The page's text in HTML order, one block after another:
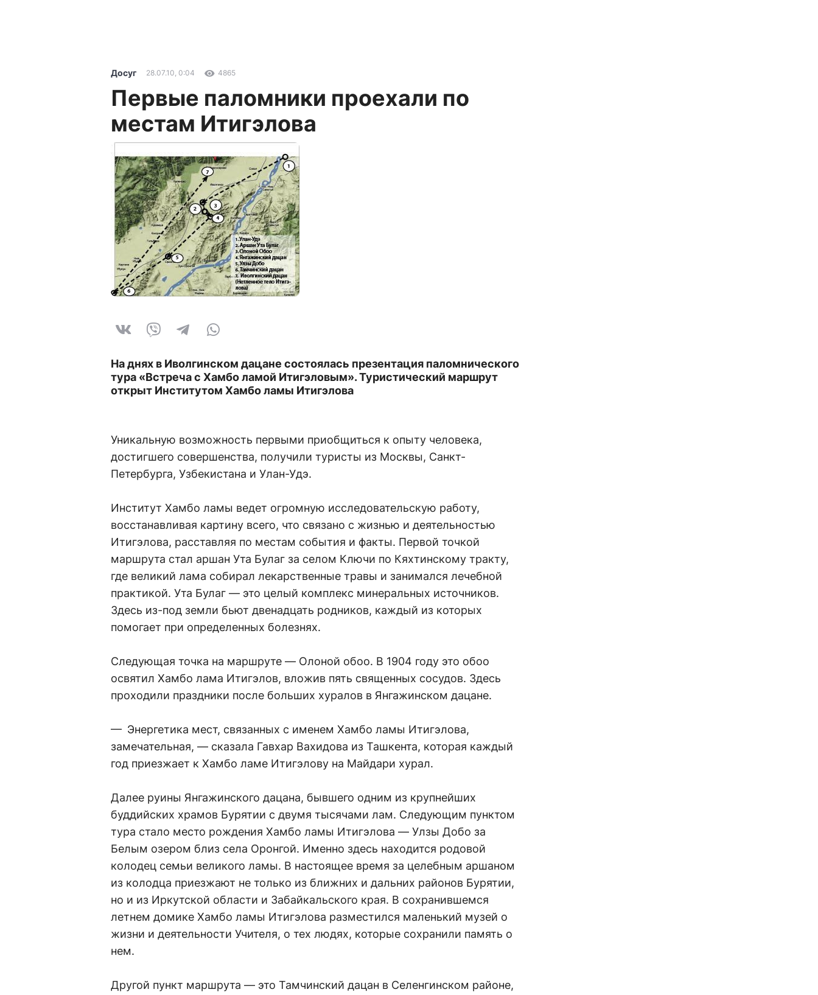
Досуг 28.07.10, 0:04 4865
Первые паломники проехали по
местам Итигэлова
На днях в Иволгинском дацане состоялась презентация паломнического
тура «Встреча с Хамбо ламой Итигэловым». Туристический маршрут
открыт Институтом Хамбо ламы Итигэлова
Уникальную возможность первыми приобщиться к опыту человека,
достигшего совершенства, получили туристы из Москвы, Санкт-
Петербурга, Узбекистана и Улан-Удэ.
Институт Хамбо ламы ведет огромную исследовательскую работу,
восстанавливая картину всего, что связано с жизнью и деятельностью
Итигэлова, расставляя по местам события и факты. Первой точкой
маршрута стал аршан Ута Булаг за селом Ключи по Кяхтинскому тракту,
где великий лама собирал лекарственные травы и занимался лечебной
практикой. Ута Булаг — это целый комплекс минеральных источников.
Здесь из-под земли бьют двенадцать родников, каждый из которых
помогает при определенных болезнях.
Следующая точка на маршруте — Олоной обоо. В 1904 году это обоо
освятил Хамбо лама Итигэлов, вложив пять священных сосудов. Здесь
проходили праздники после больших хуралов в Янгажинском дацане.
— Энергетика мест, связанных с именем Хамбо ламы Итигэлова,
замечательная, — сказала Гавхар Вахидова из Ташкента, которая каждый
год приезжает к Хамбо ламе Итигэлову на Майдари хурал.
Далее руины Янгажинского дацана, бывшего одним из крупнейших
буддийских храмов Бурятии с двумя тысячами лам. Следующим пунктом
тура стало место рождения Хамбо ламы Итигэлова — Улзы Добо за
Белым озером близ села Оронгой. Именно здесь находится родовой
колодец семьи великого ламы. В настоящее время за целебным аршаном
из колодца приезжают не только из ближних и дальних районов Бурятии,
но и из Иркутской области и Забайкальского края. В сохранившемся
летнем домике Хамбо ламы Итигэлова разместился маленький музей о
жизни и деятельности Учителя, о тех людях, которые сохранили память о
нем.
Другой пункт маршрута — это Тамчинский дацан в Селенгинском районе,